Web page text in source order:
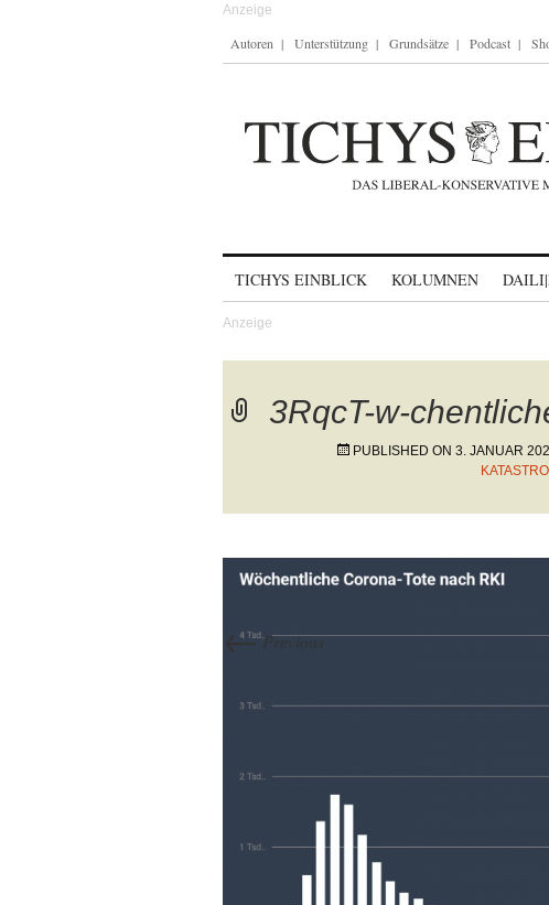
Autoren Unterstützung Grundsätze Podcast
TICHYS EINBLICK KOLUMNEN
3RqcT-w-
PUBLISHED ON 3. JANUAR
←Previous